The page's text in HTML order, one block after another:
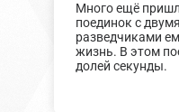
Много ещё
поединок с
разведчиками
жизнь. В этом
долей секунды.